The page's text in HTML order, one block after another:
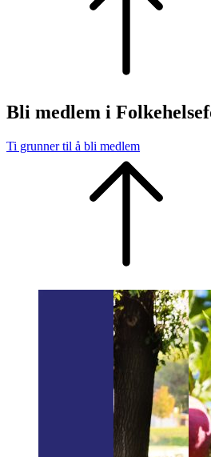
Bli medlem i
Ti grunner til å bli medlem